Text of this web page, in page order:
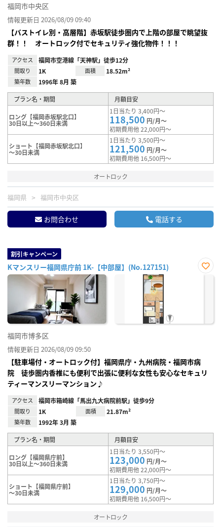
福岡市中央区
情報更新日 2026/08/09 09:40
【バストイレ別・高層階】赤坂駅徒歩圏内で上階の部屋で眺望抜
群！！ オートロック付でセキュリティ強化物件！！！
アクセス 福岡市空港線「天神駅」徒歩12分
間取り 1K 面積 18.52m²
築年数 1996年 8月 築
プラン名・期間 月額目安
ロング【福岡赤坂駅北口】
30日以上～360日未満
1日当たり 3,400円～
118,500 円/月～
初期費用他 22,000円～
ショート【福岡赤坂駅北口】
～30日未満
1日当たり 3,500円～
121,500 円/月～
初期費用他 16,500円～
オートロック
福岡県 福岡市中央区
お問合わせ 電話する
割引キャンペーン
Kマンスリー福岡県庁前 1K-【中部屋】(No.127151)
お気
福岡市博多区
情報更新日 2026/08/09 09:50
【駐車場付・オートロック付】福岡県庁・九州病院・福岡市病
院 徒歩圏内香椎にも便利で出張に便利な女性も安心なセキュリ
ティーマンスリーマンション♪
アクセス 福岡市箱崎線「馬出九大病院前駅」徒歩9分
間取り 1K 面積 21.87m²
築年数 1992年 3月 築
プラン名・期間 月額目安
ロング【福岡県庁前】
30日以上～360日未満
1日当たり 3,550円～
123,000 円/月～
初期費用他 22,000円～
ショート【福岡県庁前】
～30日未満
1日当たり 3,750円～
129,000 円/月～
初期費用他 16,500円～
オートロック